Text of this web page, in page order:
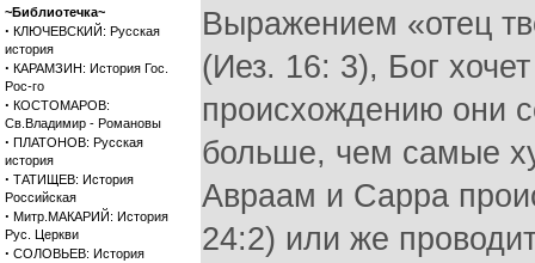
~Библиотечка~
· КЛЮЧЕВСКИЙ: Русская
история
· КАРАМЗИН: История Гос.
Рос-го
· КОСТОМАРОВ:
Св.Владимир - Романовы
· ПЛАТОНОВ: Русская
история
· ТАТИЩЕВ: История
Российская
· Митр.МАКАРИЙ: История
Рус. Церкви
· СОЛОВЬЕВ: История
Выражением «отец
(Иез. 16: 3), Бог
происхождению они
больше, чем самые
Авраам и Сарра
24:2) или же